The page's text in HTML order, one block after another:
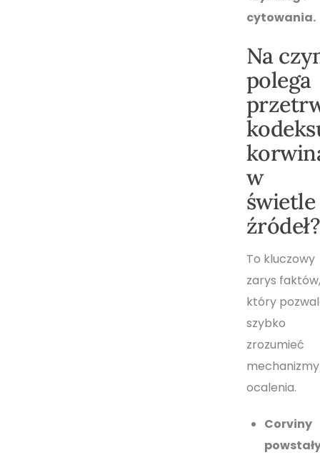
cytowania.
Na
polega
w
świetle
źródeł?
To kluczowy
zarys faktów,
który
szybko
zrozumieć
mechanizmy
ocalenia.
Corviny